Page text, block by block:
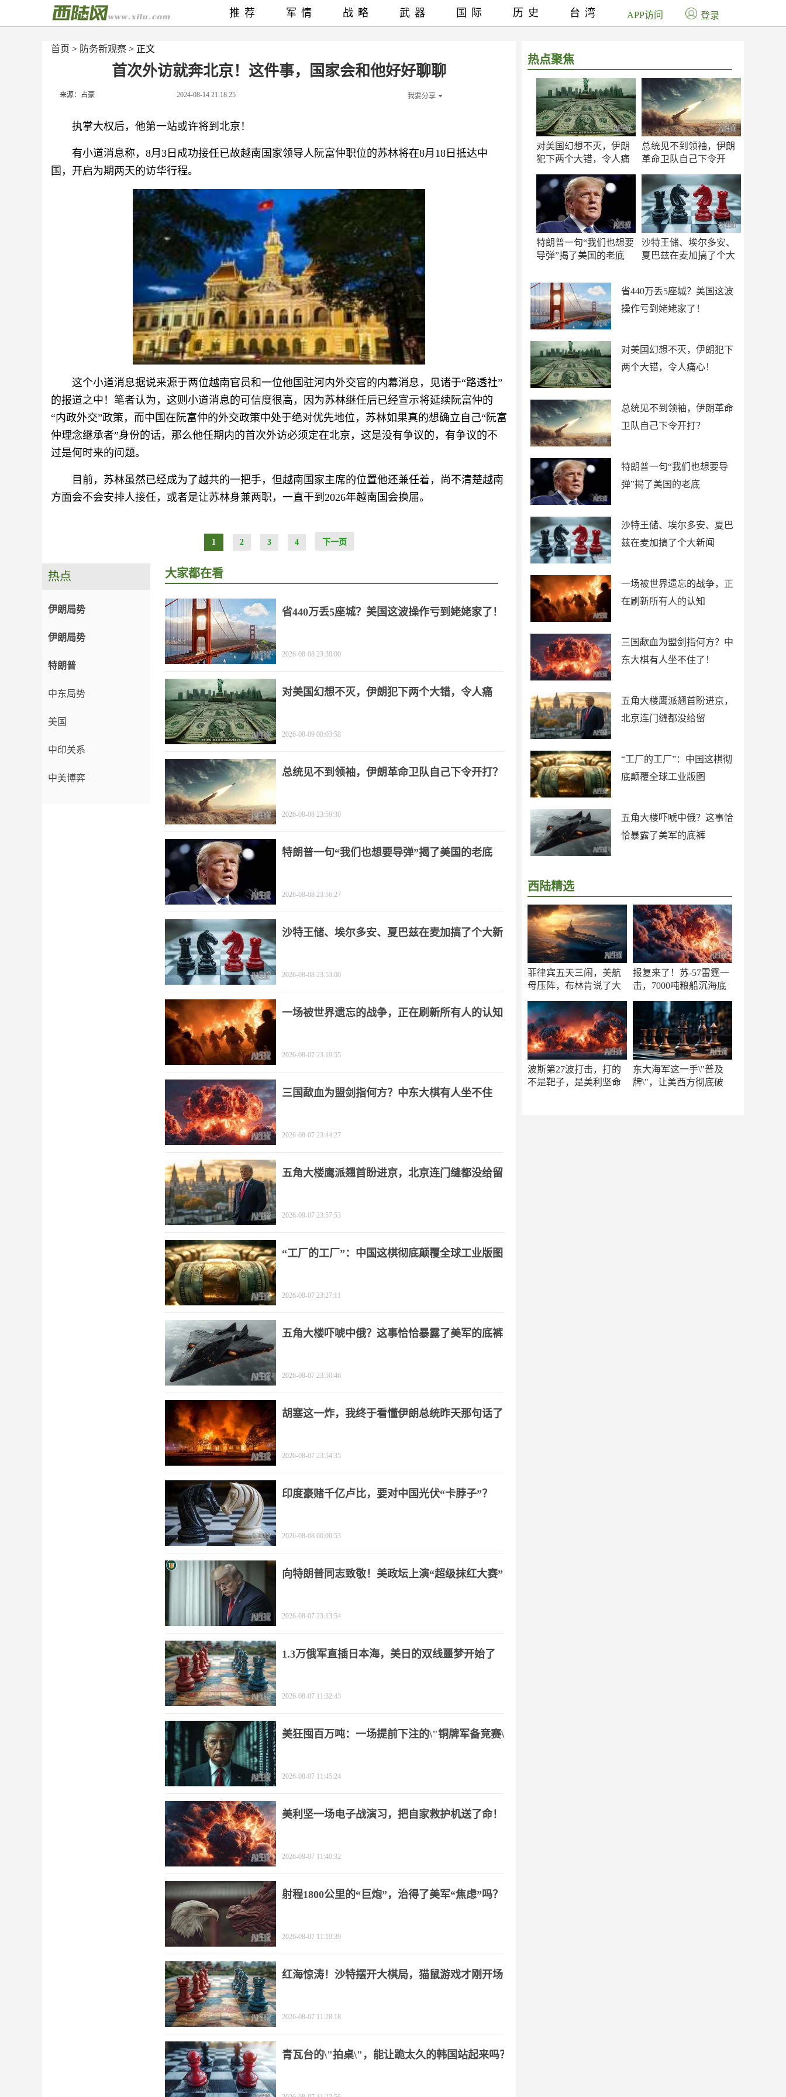
首页 > 防务新观察 > 正文
首次外访就奔北京！这件事，国家会和他好好聊聊
来源：占豪 2024-08-14 21:18:25 我要分享
执掌大权后，他第一站或许将到北京！
有小道消息称，8月3日成功接任已故越南国家领导人阮富仲职位的苏林将在8月18日抵达中
国，开启为期两天的访华行程。
这个小道消息据说来源于两位越南官员和一位他国驻河内外交官的内幕消息，见诸于“路透社”
的报道之中！笔者认为，这则小道消息的可信度很高，因为苏林继任后已经宣示将延续阮富仲的
“内政外交”政策，而中国在阮富仲的外交政策中处于绝对优先地位，苏林如果真的想确立自己“阮富
仲理念继承者”身份的话，那么他任期内的首次外访必须定在北京，这是没有争议的，有争议的不
过是何时来的问题。
目前，苏林虽然已经成为了越共的一把手，但越南国家主席的位置他还兼任着，尚不清楚越南
方面会不会安排人接任，或者是让苏林身兼两职，一直干到2026年越南国会换届。
1 2 3 4 下一页
热点聚焦
对美国幻想不灭，伊朗
犯下两个大错，令人痛
总统见不到领袖，伊朗
革命卫队自己下令开
特朗普一句“我们也想要
导弹”揭了美国的老底
沙特王储、埃尔多安、
夏巴兹在麦加搞了个大
省440万丢5座城？美国这波
操作亏到姥姥家了！
对美国幻想不灭，伊朗犯下
两个大错，令人痛心！
总统见不到领袖，伊朗革命
卫队自己下令开打？
特朗普一句“我们也想要导
弹”揭了美国的老底
沙特王储、埃尔多安、夏巴
兹在麦加搞了个大新闻
一场被世界遗忘的战争，正
在刷新所有人的认知
三国歃血为盟剑指何方？中
东大棋有人坐不住了！
五角大楼鹰派翘首盼进京，
北京连门缝都没给留
“工厂的工厂”：中国这棋彻
底颠覆全球工业版图
五角大楼吓唬中俄？这事恰
恰暴露了美军的底裤
西陆精选
菲律宾五天三闹，美航
母压阵，布林肯说了大
报复来了！苏-57雷霆一
击，7000吨粮船沉海底
波斯第27波打击，打的
不是靶子，是美利坚命
东大海军这一手\"普及
牌\"，让美西方彻底破
推荐 军情 战略 武器 国际 历史 台湾 APP访问 登录
热点
伊朗局势
伊朗局势
特朗普
中东局势
美国
中印关系
中美博弈
大家都在看
省440万丢5座城？美国这波操作亏到姥姥家了！
2026-08-08 23:30:00
对美国幻想不灭，伊朗犯下两个大错，令人痛
2026-08-09 00:03:58
总统见不到领袖，伊朗革命卫队自己下令开打？
2026-08-08 23:59:30
特朗普一句“我们也想要导弹”揭了美国的老底
2026-08-08 23:56:27
沙特王储、埃尔多安、夏巴兹在麦加搞了个大新
2026-08-08 23:53:00
一场被世界遗忘的战争，正在刷新所有人的认知
2026-08-07 23:19:55
三国歃血为盟剑指何方？中东大棋有人坐不住
2026-08-07 23:44:27
五角大楼鹰派翘首盼进京，北京连门缝都没给留
2026-08-07 23:57:53
“工厂的工厂”：中国这棋彻底颠覆全球工业版图
2026-08-07 23:27:11
五角大楼吓唬中俄？这事恰恰暴露了美军的底裤
2026-08-07 23:50:46
胡塞这一炸，我终于看懂伊朗总统昨天那句话了
2026-08-07 23:54:35
印度豪赌千亿卢比，要对中国光伏“卡脖子”？
2026-08-08 00:00:53
向特朗普同志致敬！美政坛上演“超级抹红大赛”
2026-08-07 23:13:54
1.3万俄军直插日本海，美日的双线噩梦开始了
2026-08-07 11:32:43
美狂囤百万吨：一场提前下注的\"铜牌军备竞赛\"
2026-08-07 11:45:24
美利坚一场电子战演习，把自家救护机送了命！
2026-08-07 11:40:32
射程1800公里的“巨炮”，治得了美军“焦虑”吗？
2026-08-07 11:19:39
红海惊涛！沙特摆开大棋局，猫鼠游戏才刚开场
2026-08-07 11:28:18
青瓦台的\"拍桌\"，能让跪太久的韩国站起来吗？